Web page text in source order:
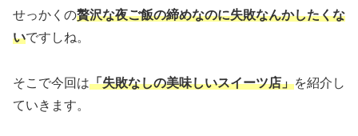
せっかくの贅沢な夜ご飯の締めなのに失敗なんかしたくな
いですしね。
そこで今回は「失敗なしの美味しいスイーツ店」を紹介し
ていきます。